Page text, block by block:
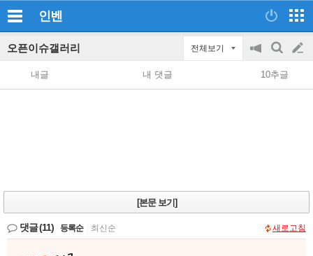
인벤
오픈이슈갤러리 전체보기
공
지
on/off
검
색
글
쓰
내글 내 댓글 10추글
[본문 보기]
댓글(11) 등록순 최신순 새로고침